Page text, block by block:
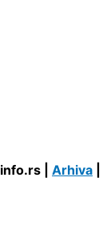
| Arhiva